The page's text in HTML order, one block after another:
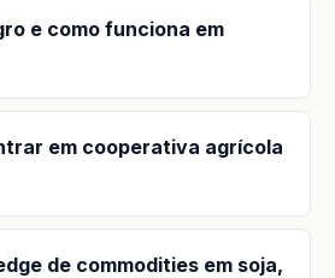
e como funciona em
em cooperativa agrícola
de commodities em soja,